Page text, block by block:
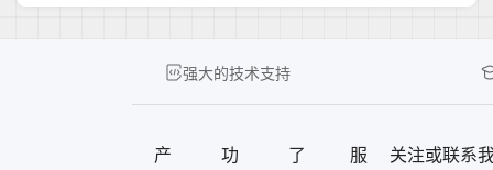
强大的技术支持
产
功
了
服
关注或联系